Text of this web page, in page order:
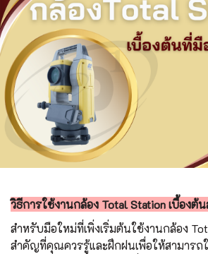
วิธีการใช้งานกล้อง Total Station เบื้องต้
สำหรับมือใหม่ที่เพิ่งเริ่มต้นใช้งานกล้อง
สำคัญที่คุณควรรู้และฝึกฝนเพื่อให้สามารถ